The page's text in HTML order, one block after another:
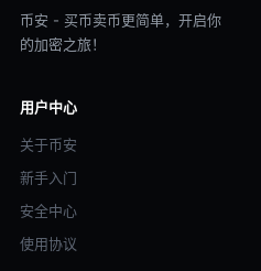
币安 - 买币卖币更简单，开启你
的加密之旅！
用户中心
关于币安
新手入门
安全中心
使用协议